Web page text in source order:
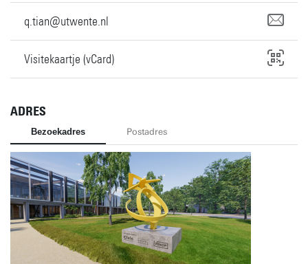
q.tian@utwente.nl
Visitekaartje (vCard)
ADRES
Bezoekadres Postadres